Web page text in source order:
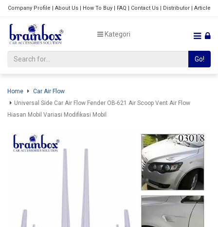
Company Profile | About Us| How To Buy| FAQ | Contact Us| Distributor| Article
Kategori
Go!
Home
Car Air Flow
Universal Side Car Air Flow Fender OB-621 Air Scoop Vent Air Flow
Hiasan Mobil Variasi Modifikasi Mobil